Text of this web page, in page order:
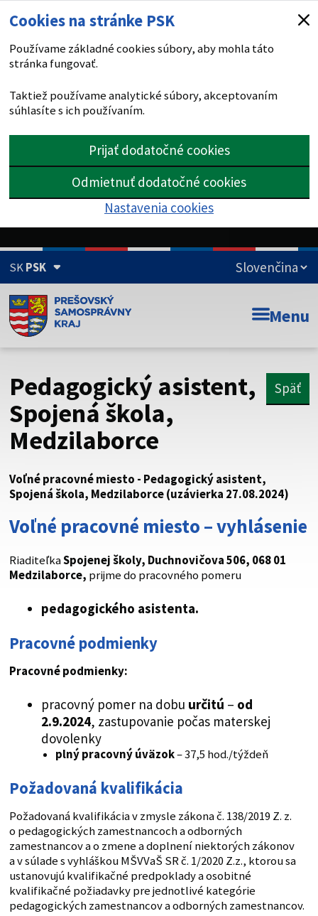
Cookies na stránke PSK
Používame základné cookies súbory, aby mohla táto
stránka fungovať.
Taktiež používame analytické súbory, akceptovaním
súhlasíte s ich používaním.
Prijať dodatočné cookies
Odmietnuť dodatočné cookies
Nastavenia cookies
SKPSK
Doména psk.sk je oficiálna
Toto je oficiálna webová stránka Prešovského
Táto stránka je zabezpečená
Buďte pozorní a vždy sa uistite, že zdieľate informácie iba
cez zabezpečenú webovú stránku. Zabezpečená stránka
Menu
Pedagogický asistent,
Spojená škola,
Medzilaborce
Späť
Voľné pracovné miesto - Pedagogický asistent,
Spojená škola, Medzilaborce (uzávierka 27.08.2024)
Voľné pracovné miesto – vyhlásenie
RiaditeľkaSpojenej školy, Duchnovičova 506, 068 01
Medzilaborce, prijme do pracovného pomeru
pedagogického asistenta.
Pracovné podmienky
Pracovné podmienky:
pracovný pomer na dobu určitú – od
2.9.2024, zastupovanie počas materskej
dovolenky
plný pracovný úväzok– 37,5 hod./týždeň
Požadovaná kvalifikácia
Požadovaná kvalifikácia v zmysle zákona č. 138/2019 Z. z.
o pedagogických zamestnancoch a odborných
zamestnancov a o zmene a doplnení niektorých zákonov
a v súlade s vyhláškou MŠVVaŠ SR č. 1/2020 Z.z., ktorou sa
ustanovujú kvalifikačné predpoklady a osobitné
kvalifikačné požiadavky pre jednotlivé kategórie
pedagogických zamestnancov a odborných zamestnancov.